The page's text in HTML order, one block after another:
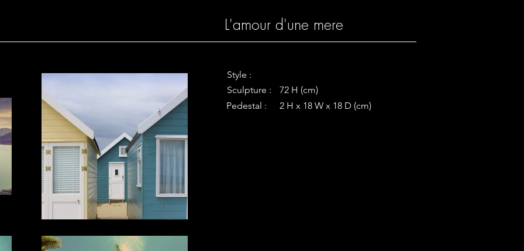
L'amour d'une mere
Style :
Sculpture :
72 H (cm)
Pedestal :
2 H x 18 W x 18 D (cm)